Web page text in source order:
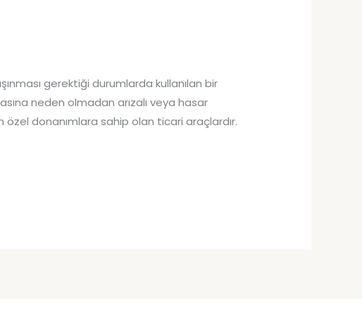
gerektiği durumlarda kullanılan bir
neden olmadan arızalı veya hasar
özel donanımlara sahip olan ticari araçlardır.